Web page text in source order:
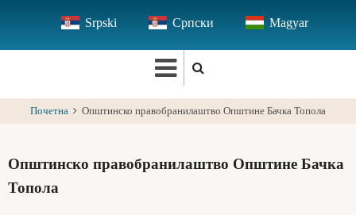
main
Srpski Српски Magyar
Почетна Општинско правобранилаштво Општине Бачка Топола
Општинско правобранилаштво Општине Бачка
Топола